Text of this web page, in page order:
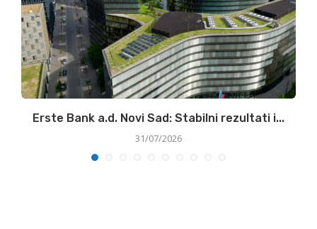
Erste Bank a.d. Novi Sad: Stabilni rezultati i...
31/07/2026